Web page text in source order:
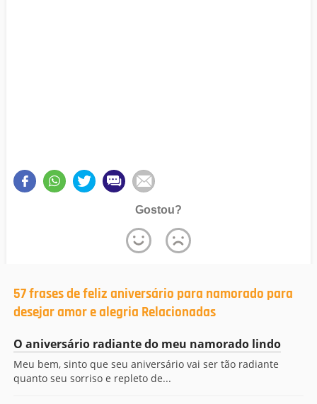
Gostou?
57 frases de feliz aniversário para namorado para
desejar amor e alegria Relacionadas
O aniversário radiante do meu namorado lindo
Meu bem, sinto que seu aniversário vai ser tão radiante
quanto seu sorriso e repleto de...